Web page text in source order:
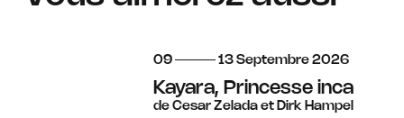
du
09 au
13 septembre
Septembre 2026
Kayara, Princesse inca
de Cesar Zelada et Dirk Hampel